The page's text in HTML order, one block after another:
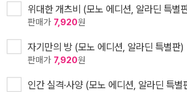
위대한 개츠비 (모노 에디션, 알라딘 특별
판매가 7,920원
자기만의 방 (모노 에디션, 알라딘 특별판)
판매가 7,920원
인간 실격·사양 (모노 에디션, 알라딘 특별